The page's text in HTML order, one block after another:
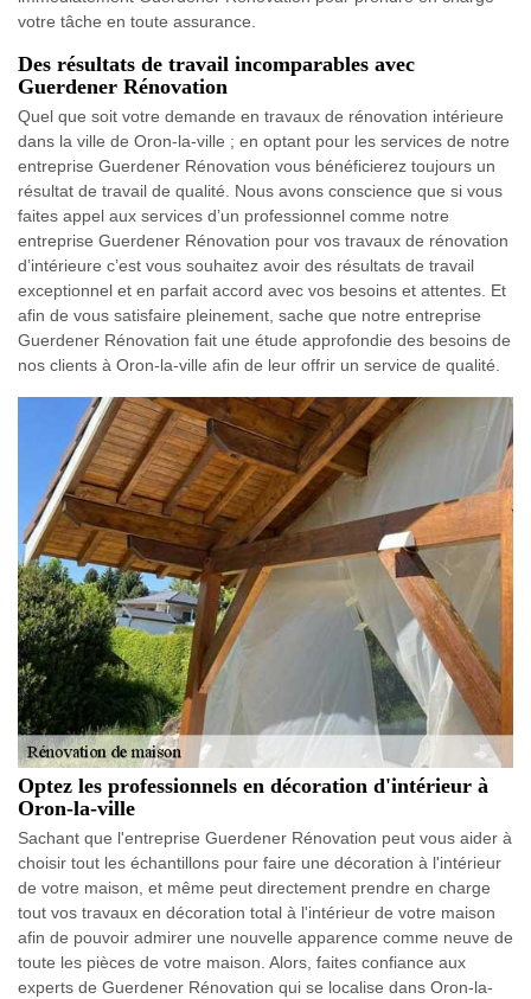
votre tâche en toute assurance.
Des résultats de travail incomparables avec
Guerdener Rénovation
Quel que soit votre demande en travaux de rénovation intérieure
dans la ville de Oron-la-ville ; en optant pour les services de notre
entreprise Guerdener Rénovation vous bénéficierez toujours un
résultat de travail de qualité. Nous avons conscience que si vous
faites appel aux services d’un professionnel comme notre
entreprise Guerdener Rénovation pour vos travaux de rénovation
d’intérieure c’est vous souhaitez avoir des résultats de travail
exceptionnel et en parfait accord avec vos besoins et attentes. Et
afin de vous satisfaire pleinement, sache que notre entreprise
Guerdener Rénovation fait une étude approfondie des besoins de
nos clients à Oron-la-ville afin de leur offrir un service de qualité.
Optez les professionnels en décoration d'intérieur à
Oron-la-ville
Sachant que l'entreprise Guerdener Rénovation peut vous aider à
choisir tout les échantillons pour faire une décoration à l'intérieur
de votre maison, et même peut directement prendre en charge
tout vos travaux en décoration total à l'intérieur de votre maison
afin de pouvoir admirer une nouvelle apparence comme neuve de
toute les pièces de votre maison. Alors, faites confiance aux
experts de Guerdener Rénovation qui se localise dans Oron-la-